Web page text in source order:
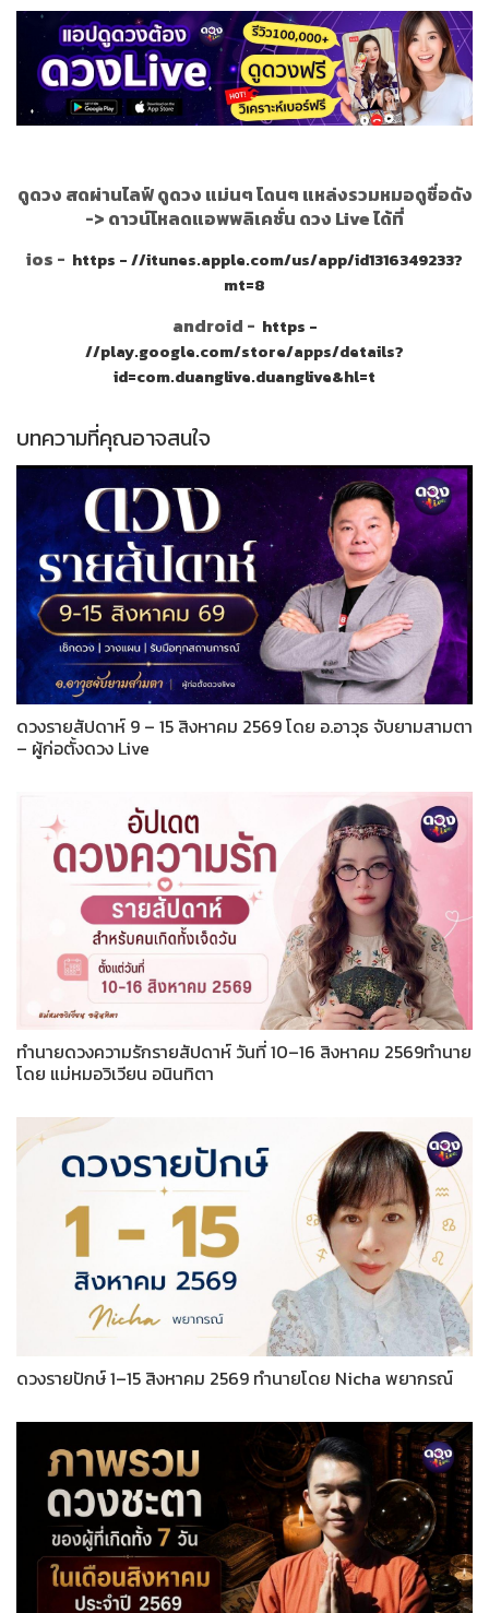
ดูดวง สดผ่านไลฟ์ ดูดวง แม่นๆ โดนๆ แหล่งรวมหมอดูชื่อดัง
-> ดาวน์โหลดแอพพลิเคชั่น ดวง Live ได้ที่
ios - https - //itunes.apple.com/us/app/id1316349233?
mt=8
android - https -
//play.google.com/store/apps/details?
id=com.duanglive.duanglive&hl=t
บทความที่คุณอาจสนใจ
ดวงรายสัปดาห์ 9 – 15 สิงหาคม 2569 โดย อ.อาวุธ จับยามสามตา
– ผู้ก่อตั้งดวง Live
ทำนายดวงความรักรายสัปดาห์ วันที่ 10–16 สิงหาคม 2569ทำนาย
โดย แม่หมอวิเวียน อนินทิตา
ดวงรายปักษ์ 1–15 สิงหาคม 2569 ทำนายโดย Nicha พยากรณ์